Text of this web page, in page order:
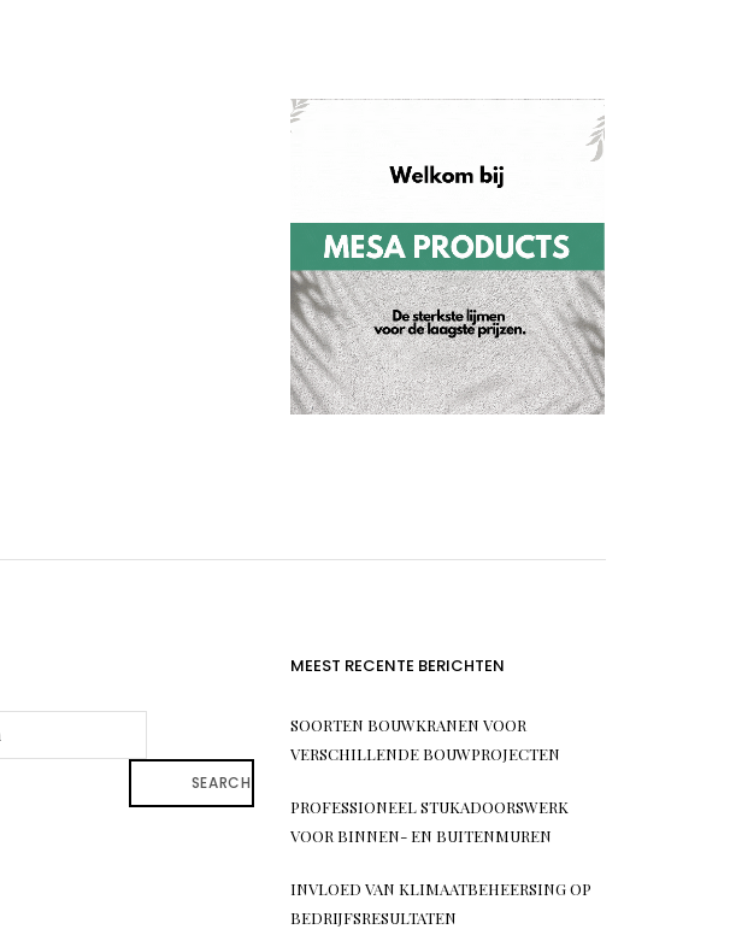
SEARCH
MEEST RECENTE BERICHTEN
SOORTEN BOUWKRANEN VOOR
VERSCHILLENDE BOUWPROJECTEN
PROFESSIONEEL STUKADOORSWERK
VOOR BINNEN- EN BUITENMUREN
INVLOED VAN KLIMAATBEHEERSING OP
BEDRIJFSRESULTATEN